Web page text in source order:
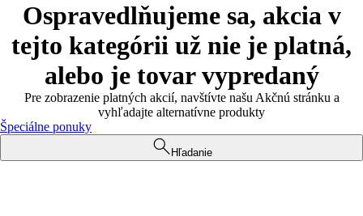
Ospravedlňujeme sa, akcia v
tejto kategórii už nie je platná,
alebo je tovar vypredaný
Pre zobrazenie platných akcií, navštívte našu Akčnú stránku a
vyhľadajte alternatívne produkty
Špeciálne ponuky
Hľadanie